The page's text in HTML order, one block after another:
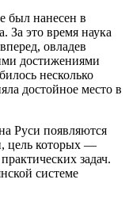
был нанесен в
За это время наука
овладев
достижениями
несколько
достойное место в
Руси появляются
цель которых —
задач.
системе